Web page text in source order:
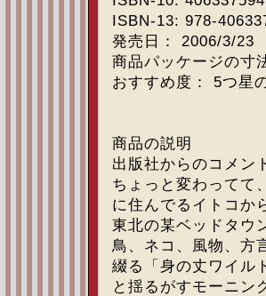
ISBN-13: 978-
発売日： 2006/3/23
商品パッケージの
おすすめ度： 5つ星
商品の説明
出版社からのコメン
ちょっと変わってて
に住んでるイトコか
東北の某ベッドタウ
鳥、ネコ、風物、方
綴る「身の丈ワイル
と揺るがすモーニン